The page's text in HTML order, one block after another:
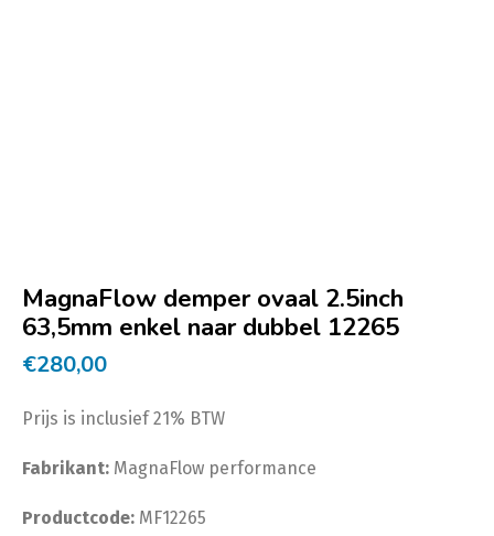
MagnaFlow demper ovaal 2.5inch
63,5mm enkel naar dubbel 12265
€280,00
Prijs is inclusief 21% BTW
Fabrikant: MagnaFlow performance
Productcode: MF12265